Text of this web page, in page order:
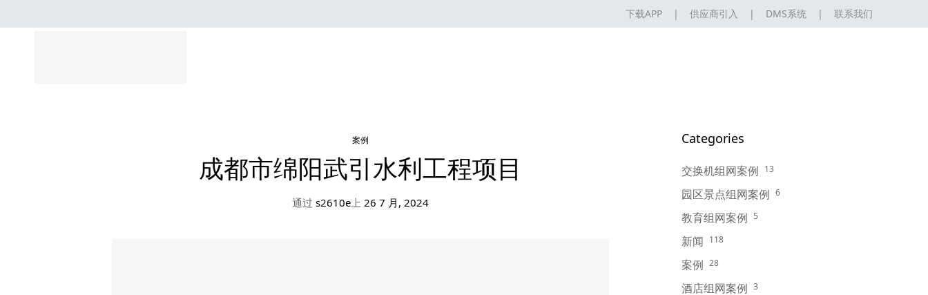
下载APP | 供应商引入 | DMS系统 | 联系我们
案例
成都市绵阳武引水利工程项目
通过 s2610e上 26 7 月, 2024
Categories
交换机组网案例 13
园区景点组网案例 6
教育组网案例 5
新闻 118
案例 28
酒店组网案例 3